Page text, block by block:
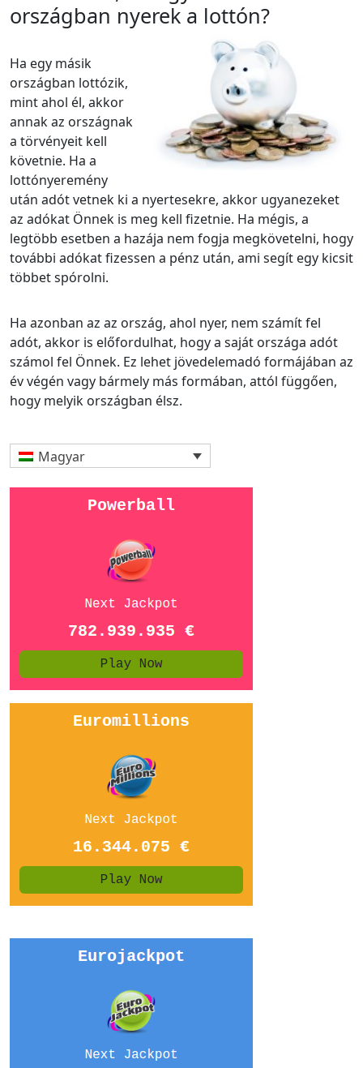
országban nyerek a lottón?
Ha egy másik
országban lottózik,
mint ahol él, akkor
annak az országnak
a törvényeit kell
követnie. Ha a
lottónyeremény
után adót vetnek ki a nyertesekre, akkor ugyanezeket
az adókat Önnek is meg kell fizetnie. Ha mégis, a
legtöbb esetben a hazája nem fogja megkövetelni, hogy
további adókat fizessen a pénz után, ami segít egy kicsit
többet spórolni.
Ha azonban az az ország, ahol nyer, nem számít fel
adót, akkor is előfordulhat, hogy a saját országa adót
számol fel Önnek. Ez lehet jövedelemadó formájában az
év végén vagy bármely más formában, attól függően,
hogy melyik országban élsz.
Magyar